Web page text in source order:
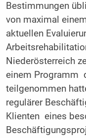
Bestimmungen
von maximal
aktuellen
Niederösterreich
einem Programm
teilgenommen
regulärer
Klienten eines